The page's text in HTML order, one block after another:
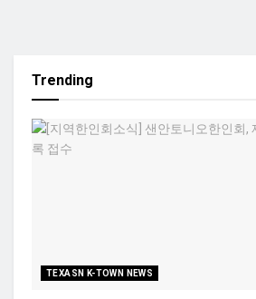
Trending
TEXASN K-TOWN NEWS